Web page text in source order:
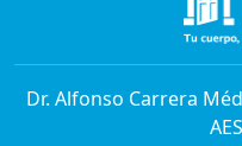
Dr. Alfonso Carrera